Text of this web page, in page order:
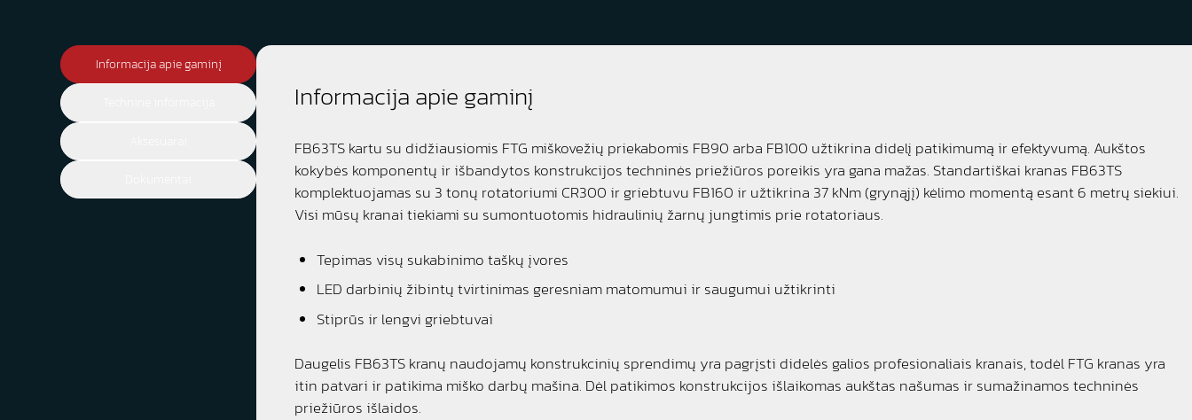
Informacija apie gaminį
Informacija apie gaminį
FB63TS kartu su didžiausiomis FTG miškovežių priekabomis FB90 arba FB100 užtikrina didelį patikimumą ir efektyvumą. Aukštos
kokybės komponentų ir išbandytos konstrukcijos techninės priežiūros poreikis yra gana mažas. Standartiškai kranas FB63TS
komplektuojamas su 3 tonų rotatoriumi CR300 ir griebtuvu FB160 ir užtikrina 37 kNm (grynąjį) kėlimo momentą esant 6 metrų siekiui.
Visi mūsų kranai tiekiami su sumontuotomis hidraulinių žarnų jungtimis prie rotatoriaus.
Tepimas visų sukabinimo taškų įvores
LED darbinių žibintų tvirtinimas geresniam matomumui ir saugumui užtikrinti
Stiprūs ir lengvi griebtuvai
Daugelis FB63TS kranų naudojamų konstrukcinių sprendimų yra pagrįsti didelės galios profesionaliais kranais, todėl FTG kranas yra
itin patvari ir patikima miško darbų mašina. Dėl patikimos konstrukcijos išlaikomas aukštas našumas ir sumažinamos techninės
priežiūros išlaidos.